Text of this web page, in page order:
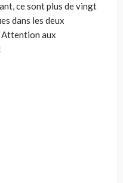
ce sont plus de vingt
dans les deux
Attention aux